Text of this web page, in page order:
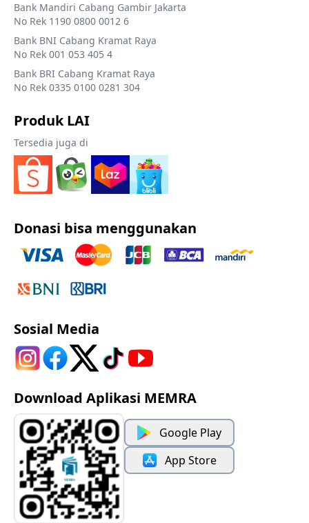
Bank Mandiri Cabang Gambir Jakarta
No Rek 1190 0800 0012 6
Bank BNI Cabang Kramat Raya
No Rek 001 053 405 4
Bank BRI Cabang Kramat Raya
No Rek 0335 0100 0281 304
Produk LAI
Tersedia juga di
Donasi bisa menggunakan
Sosial Media
Download Aplikasi MEMRA
Google Play
App Store